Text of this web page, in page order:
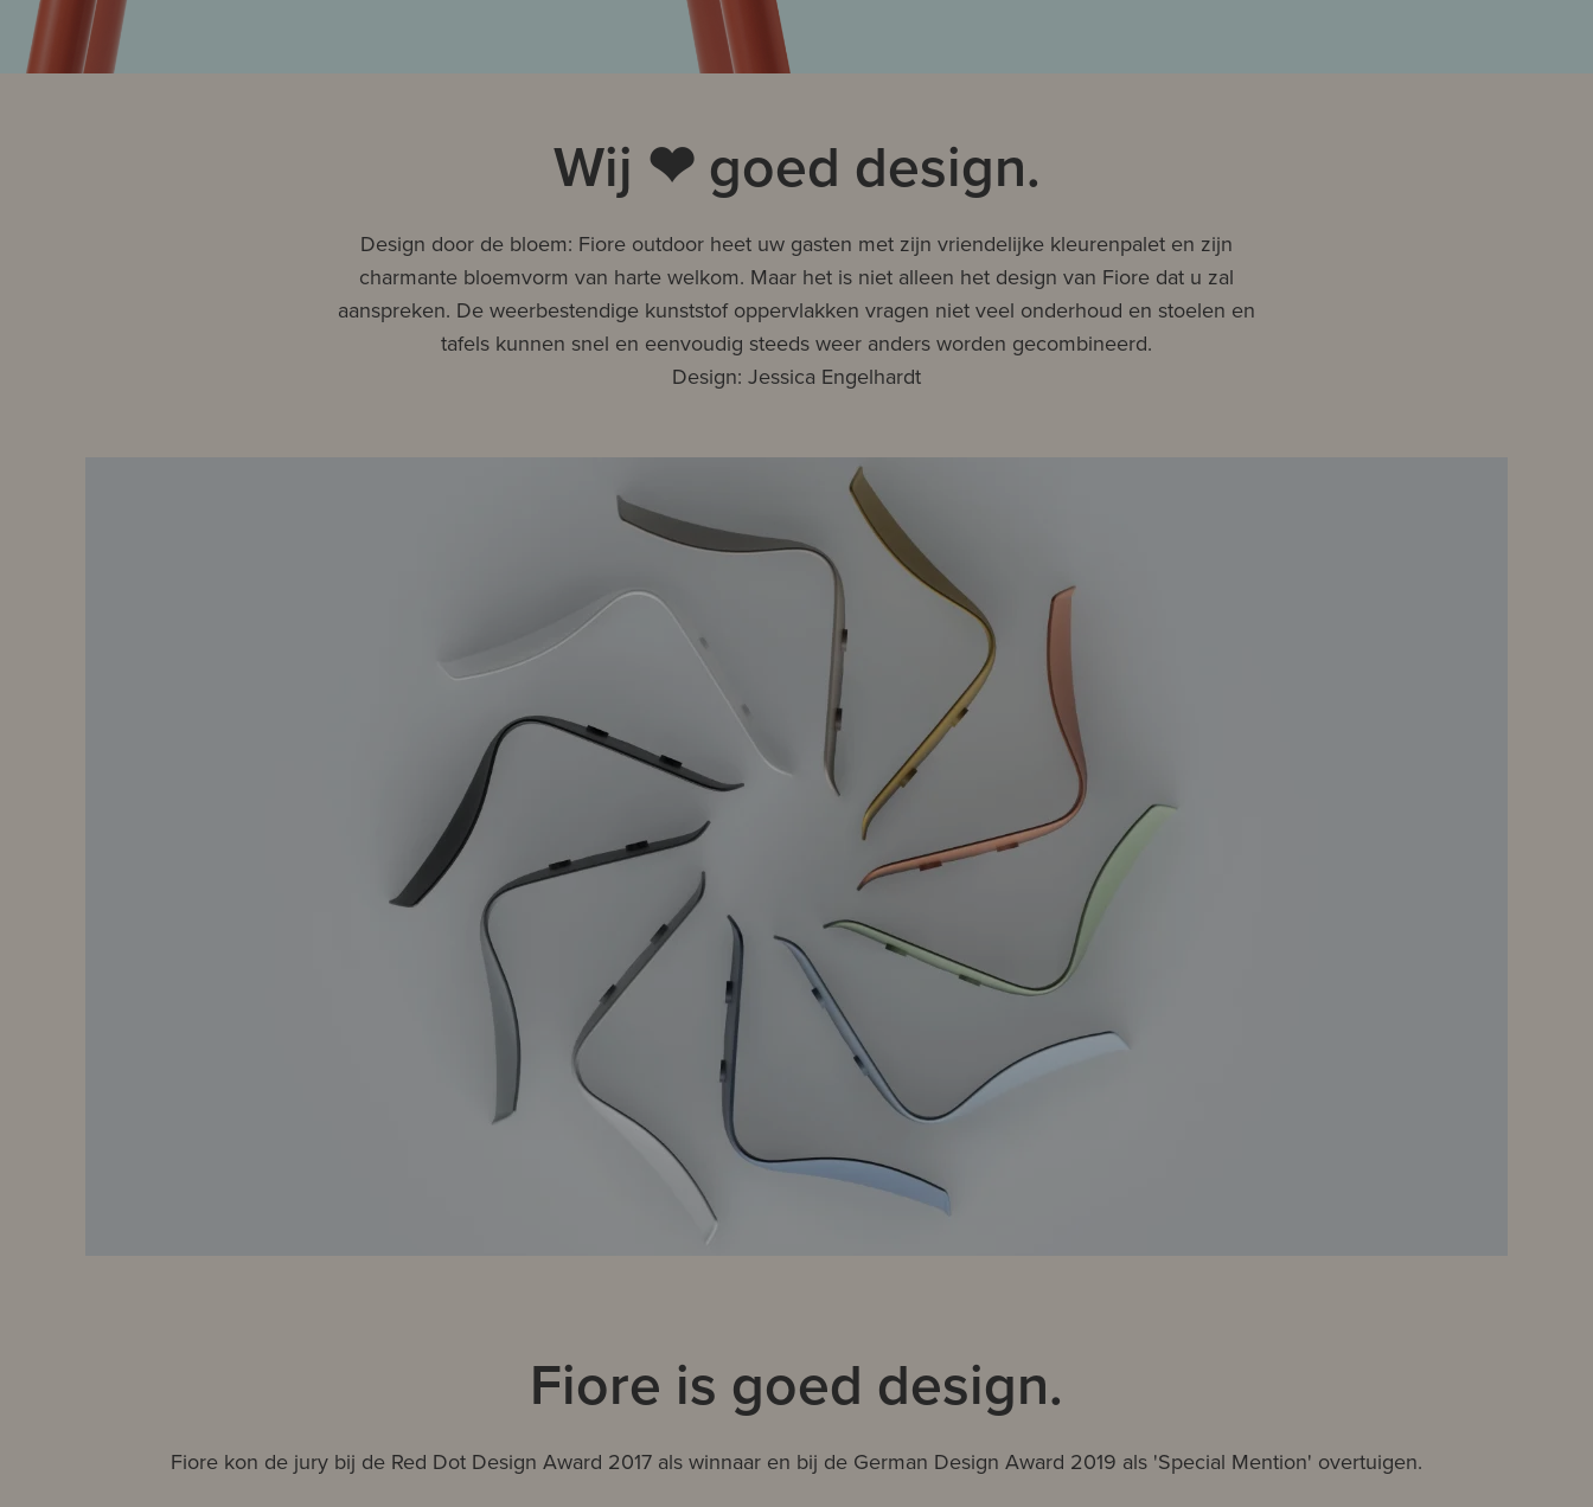
Wij ❤ goed design.
Design door de bloem: Fiore outdoor heet uw gasten met zijn vriendelijke kleurenpalet en zijn
charmante bloemvorm van harte welkom. Maar het is niet alleen het design van Fiore dat u zal
aanspreken. De weerbestendige kunststof oppervlakken vragen niet veel onderhoud en stoelen en
tafels kunnen snel en eenvoudig steeds weer anders worden gecombineerd.
Design: Jessica Engelhardt
Fiore is goed design.
Fiore kon de jury bij de Red Dot Design Award 2017 als winnaar en bij de German Design Award 2019 als 'Special Mention' overtuigen.